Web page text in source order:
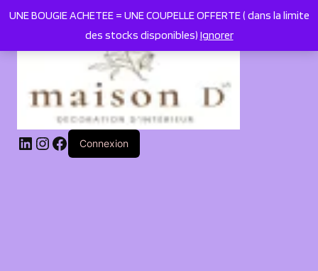
UNE BOUGIE ACHETEE = UNE COUPELLE OFFERTE ( dans la limite
des stocks disponibles) Ignorer
LinkedIn
Instagram
Facebook
Connexion